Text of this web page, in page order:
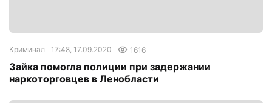
Криминал 17:48, 17.09.2020 1616
Зайка помогла полиции при задержании
наркоторговцев в Ленобласти